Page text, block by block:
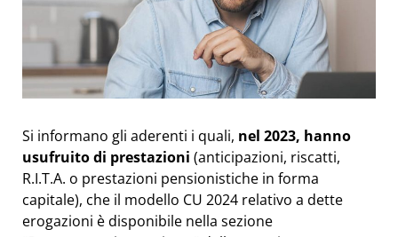
Si informano gli aderenti i quali, nel 2023, hanno
usufruito di prestazioni (anticipazioni, riscatti,
R.I.T.A. o prestazioni pensionistiche in forma
capitale), che il modello CU 2024 relativo a dette
erogazioni è disponibile nella sezione